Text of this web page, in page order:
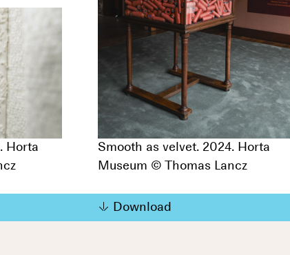
Horta
Smooth as velvet. 2024. Horta
Museum © Thomas Lancz
Download